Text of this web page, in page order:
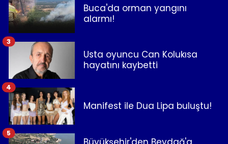
Buca'da orman yangını
alarmı!
Usta oyuncu Can Kolukısa
hayatını kaybetti
3
Manifest ile Dua Lipa buluştu!
4
5